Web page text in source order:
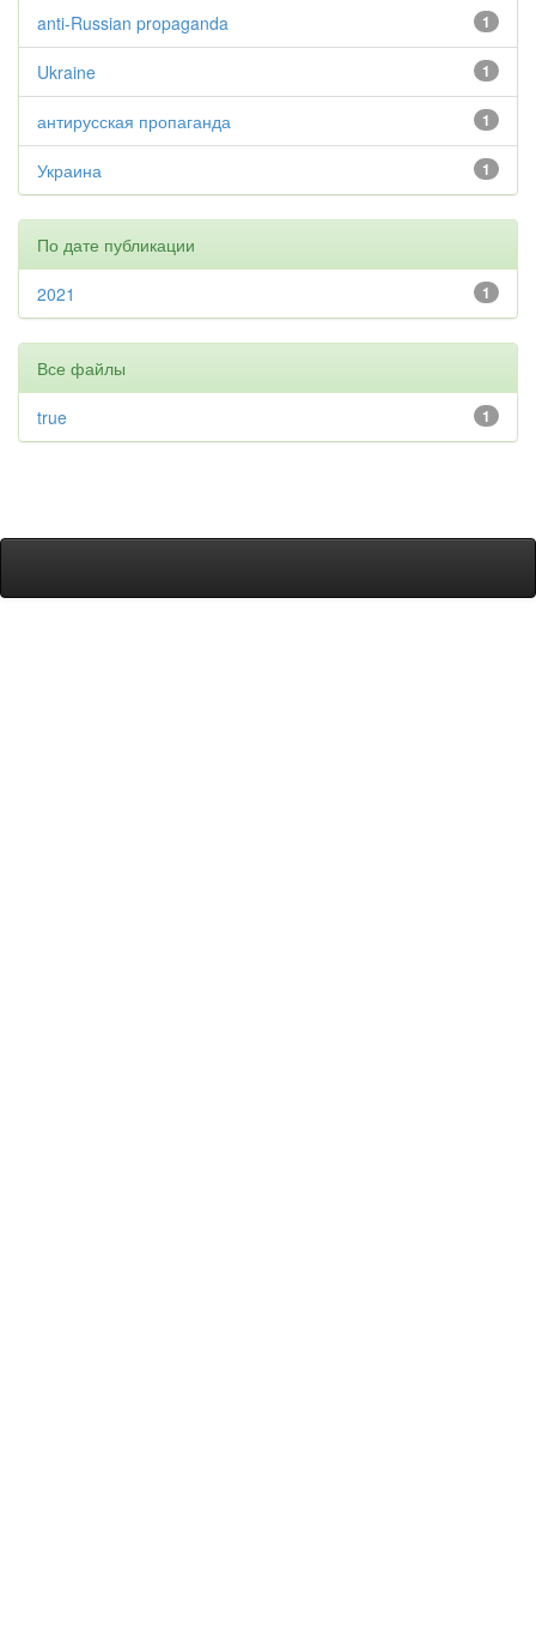
1
anti-Russian propaganda
1
Ukraine
1
антирусская пропаганда
1
Украина
По дате публикации
1
2021
Все файлы
1
true